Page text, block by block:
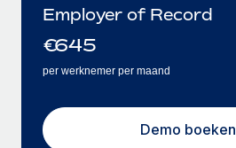
Employer of Record
€645
per werknemer per maand
Demo boeken